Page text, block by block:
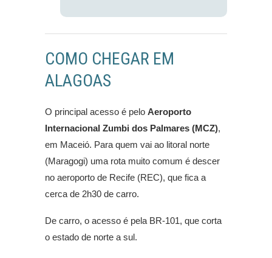
COMO CHEGAR EM
ALAGOAS
O principal acesso é pelo Aeroporto
Internacional Zumbi dos Palmares (MCZ),
em Maceió. Para quem vai ao litoral norte
(Maragogi) uma rota muito comum é descer
no aeroporto de Recife (REC), que fica a
cerca de 2h30 de carro.
De carro, o acesso é pela BR-101, que corta
o estado de norte a sul.